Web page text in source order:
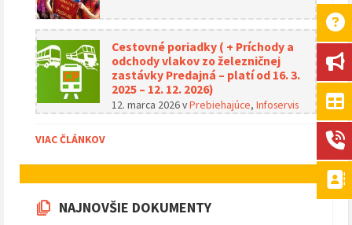
Cestovné poriadky ( + Príchody a
odchody vlakov zo železničnej
zastávky Predajná – platí od 16. 3.
2025 – 12. 12. 2026)
12. marca 2026vPrebiehajúce, Infoservis
VIAC ČLÁNKOV
NAJNOVŠIE DOKUMENTY